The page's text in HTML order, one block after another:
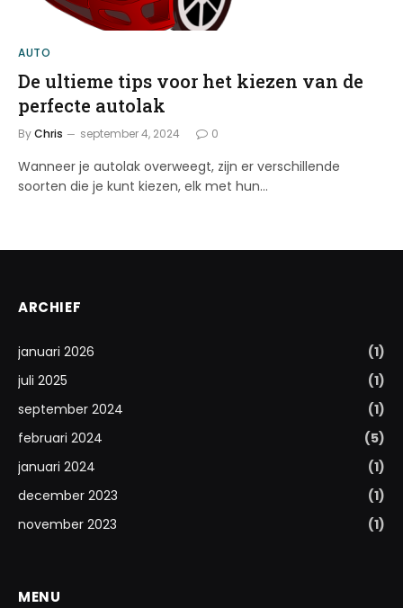
AUTO
De ultieme tips voor het kiezen van de
perfecte autolak
ByChris september 4, 2024 0
Wanneer je autolak overweegt, zijn er verschillende
soorten die je kunt kiezen, elk met hun…
ARCHIEF
januari 2026
(1)
juli 2025
(1)
september 2024
(1)
februari 2024
(5)
januari 2024
(1)
december 2023
(1)
november 2023
(1)
MENU